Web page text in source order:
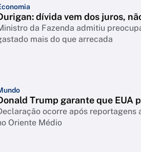
dívida vem dos juros,
da Fazenda admitiu
mais do que arrecada
Trump garante que EUA
ocorre após reportagens
Oriente Médio